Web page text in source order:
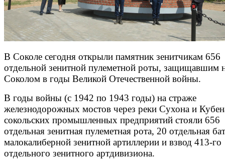
В Соколе сегодня открыли памятник зенитчикам 656
отдельной зенитной пулеметной роты, защищавшим
Соколом в годы Великой Отечественной войны.
В годы войны (с 1942 по 1943 годы) на страже
железнодорожных мостов через реки Сухона и
сокольских промышленных предприятий стояли 656
отдельная зенитная пулеметная рота, 20 отдельная
малокалиберной зенитной артиллерии и взвод 413-го
отдельного зенитного артдивизиона.